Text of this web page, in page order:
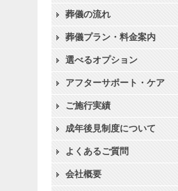
葬儀の流れ
葬儀プラン・料金案内
選べるオプション
アフターサポート・ケア
ご施行実績
成年後見制度について
よくあるご質問
会社概要